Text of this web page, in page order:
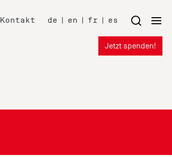
Kontakt de | en | fr | es
Jetzt spenden!